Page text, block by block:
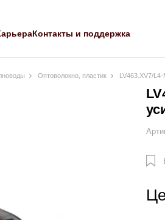
Контакты и поддержка
Оптоволокно, пластик LV463.XV7/